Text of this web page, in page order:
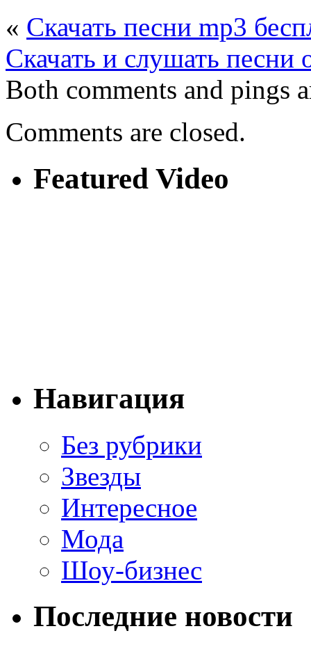
« Скачать песни mp3
Скачать и слушать
Both comments and pings
Comments are closed.
Featured Video
Навигация
Без рубрики
Звезды
Интересное
Мода
Шоу-бизнес
Последние новости